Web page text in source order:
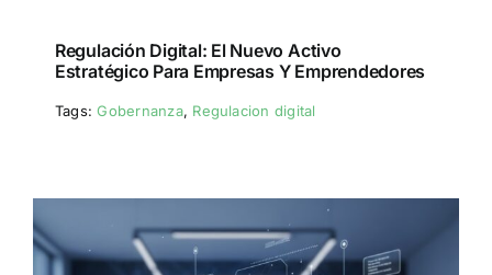
Regulación Digital: El Nuevo Activo
Estratégico Para Empresas Y Emprendedores
Tags:Gobernanza, Regulacion digital